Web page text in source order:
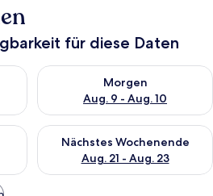
für diese Daten
für heute Nacht, Aug. 8 - Aug. 9.
Morgen
Aug. 9 - Aug. 10
Überprüfe die Verfügbarkeit
für dieses Wochenende, Aug. 14
Nächstes Wochenende
Aug. 21 - Aug. 23
Überprüfe die Verfügbarkeit